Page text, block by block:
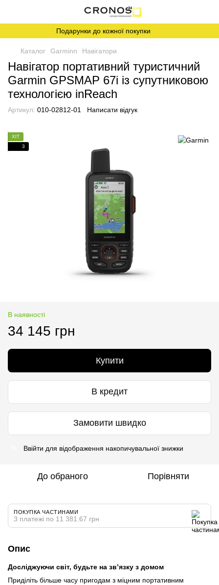
Подарунки до кожної покупки
Каталог Garminn Навігатори
Навігатор портативний туристичний
Garmin GPSMAP 67i із супутниковою
технологією inReach
Артикул: 010-02812-01 Написати відгук
ХІТ
3
В наявності
34 145 грн
Купити
В кредит
Замовити швидко
Ввійти для відображення накопичувальної знижки
До обраного Порівняти
ПОКУПКА ЧАСТИНАМИ
3 платежі по 11 381.67 грн
Опис
Досліджуючи світ, будьте на зв’язку з домом
Приділіть більше часу пригодам з міцним портативним